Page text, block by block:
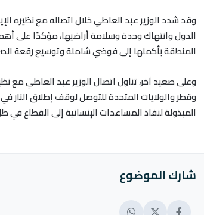
وقد شدد الوزير عبد العاطي خلال اتصاله مع نظيره
الدول وانتهاك وحدة وسلامة أراضيها، مؤكدًا على
المنطقة بأكملها إلى فوضي شاملة وتوسيع رقعة
وعلى صعيد آخر، تناول اتصال الوزير عبد العاطي مع
وقطر والولايات المتحدة للتوصل لوقف إطلاق النار
المبذولة لنفاذ المساعدات الإنسانية إلى القطاع في
شارك الموضوع